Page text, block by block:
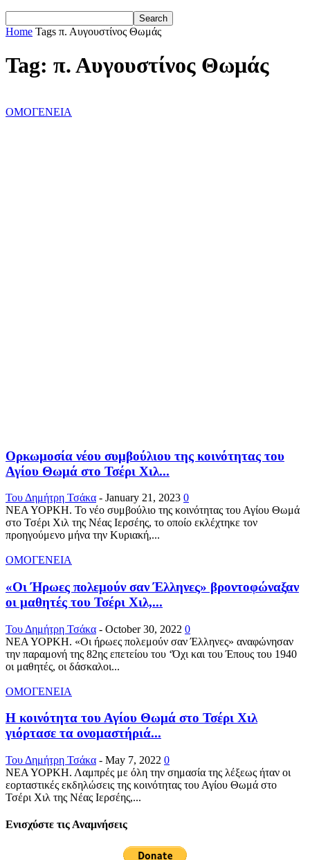
Home Tags π. Αυγουστίνος Θωμάς
Tag: π. Αυγουστίνος Θωμάς
ΟΜΟΓΕΝΕΙΑ
Ορκωμοσία νέου συμβούλιου της κοινότητας του
Αγίου Θωμά στο Τσέρι Χιλ...
Του Δημήτρη Τσάκα - January 21, 2023 0
ΝΕΑ ΥΟΡΚΗ. Το νέο συμβούλιο της κοινότητας του Αγίου Θωμά
στο Τσέρι Χιλ της Νέας Ιερσέης, το οποίο εκλέχτηκε τον
προηγούμενο μήνα την Κυριακή,...
ΟΜΟΓΕΝΕΙΑ
«Οι Ήρωες πολεμούν σαν Έλληνες» βροντοφώναξαν
οι μαθητές του Τσέρι Χιλ,...
Του Δημήτρη Τσάκα - October 30, 2022 0
ΝΕΑ ΥΟΡΚΗ. «Οι ήρωες πολεμούν σαν Έλληνες» αναφώνησαν
την παραμονή της 82ης επετείου του ‘Όχι και του Έπους του 1940
οι μαθητές, οι δάσκαλοι...
ΟΜΟΓΕΝΕΙΑ
Η κοινότητα του Αγίου Θωμά στο Τσέρι Χιλ
γιόρτασε τα ονομαστήριά...
Του Δημήτρη Τσάκα - May 7, 2022 0
ΝΕΑ ΥΟΡΚΗ. Λαμπρές με όλη την σημασία της λέξεως ήταν οι
εορταστικές εκδηλώσεις της κοινότητας του Αγίου Θωμά στο
Τσέρι Χιλ της Νέας Ιερσέης,...
Ενισχύστε τις Αναμνήσεις